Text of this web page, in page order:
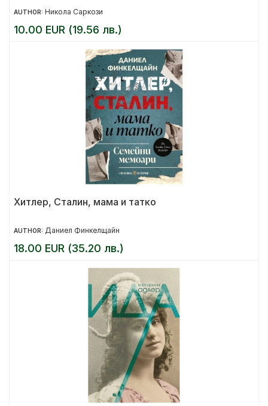
AUTHOR: Никола Саркози
10.00 EUR (19.56 лв.)
Хитлер, Сталин, мама и татко
AUTHOR: Даниел Финкелщайн
18.00 EUR (35.20 лв.)